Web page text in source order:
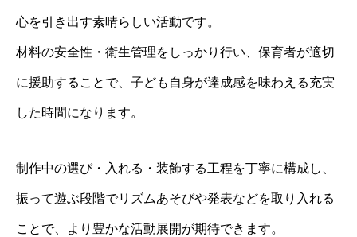
心を引き出す素晴らしい活動です。
材料の安全性・衛生管理をしっかり行い、保育者が適切
に援助することで、子ども自身が達成感を味わえる充実
した時間になります。
制作中の選び・入れる・装飾する工程を丁寧に構成し、
振って遊ぶ段階でリズムあそびや発表などを取り入れる
ことで、より豊かな活動展開が期待できます。